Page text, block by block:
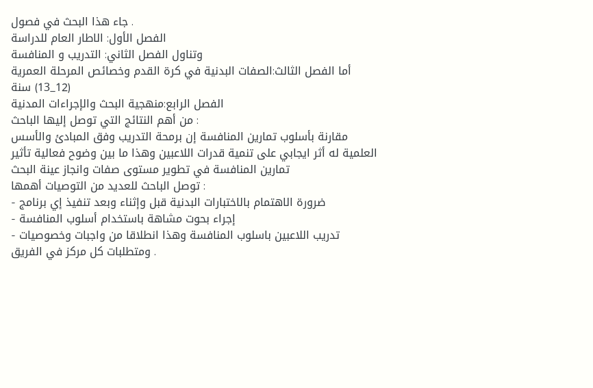
جاء هذا البحث في فصول .
الفصل الأول: الاطار العام للدراسة
وتناول الفصل الثاني: التدريب و المنافسة
أما الفصل الثالث:الصفات البدنية في كرة القدم وخصائص المرحلة العمرية
(12_13) سنة
الفصل الرابع:منهجية البحث والإجراءات المدنية
من أهم النتائج التي توصل إليها الباحث :
مقارنة بأسلوب تمارين المنافسة إن برمحة التدريب وفق المبادئ والأسس
العلمية له أثر ايجابي على تنمية قدرات اللاعبين وهذا ما بين وضوح فعالية تأثير
تمارين المنافسة في تطوير مستوى صفات وانجاز عينة البحث
توصل الباحث للعديد من التوصيات أهمها :
- ضرورة الاهتمام بالاختبارات البدنية قبل وإثناء وبعد تنفيذ إي برنامج
- إجراء بحوت مشاهة باستخدام أسلوب المنافسة
- تدريب اللاعبين باسلوب المنافسة وهذا انطلاقا من واجبات وخصوصیات
ومتطلبات كل مركز في الفريق .